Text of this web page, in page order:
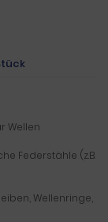
Wellen
Federstähle (z.B.
Wellenringe,